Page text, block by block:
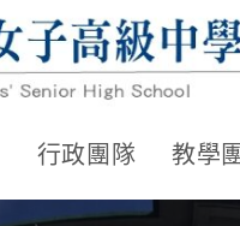
行政團隊 教學